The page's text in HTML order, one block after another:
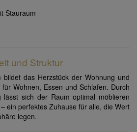
Stauraum
und Struktur
bildet das Herzstück der Wohnung und
Wohnen, Essen und Schlafen. Durch
lässt sich der Raum optimal möblieren
ein perfektes Zuhause für alle, die Wert
legen.